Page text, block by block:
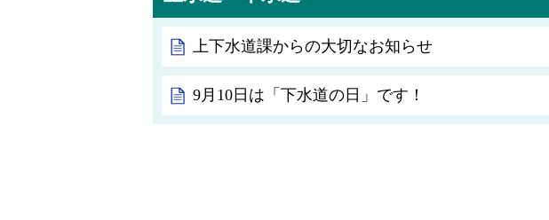
上下水道課からの大切なお知らせ
9月10日は「下水道の日」です！